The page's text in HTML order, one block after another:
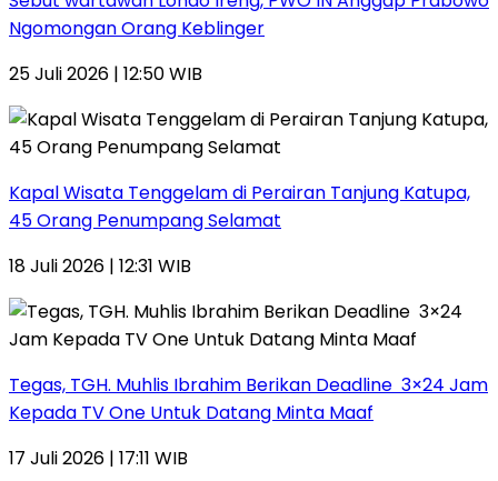
Ngomongan Orang Keblinger
25 Juli 2026 | 12:50 WIB
Kapal Wisata Tenggelam di Perairan Tanjung Katupa,
45 Orang Penumpang Selamat
18 Juli 2026 | 12:31 WIB
Tegas, TGH. Muhlis Ibrahim Berikan Deadline 3×24 Jam
Kepada TV One Untuk Datang Minta Maaf
17 Juli 2026 | 17:11 WIB